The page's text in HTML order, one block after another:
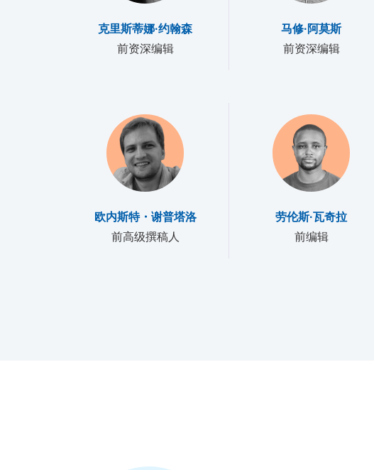
克里斯蒂娜·约翰森
前资深编辑
马修·阿莫斯
前资深编辑
欧内斯特・谢普塔洛
前高级撰稿人
劳伦斯·瓦奇拉
前编辑